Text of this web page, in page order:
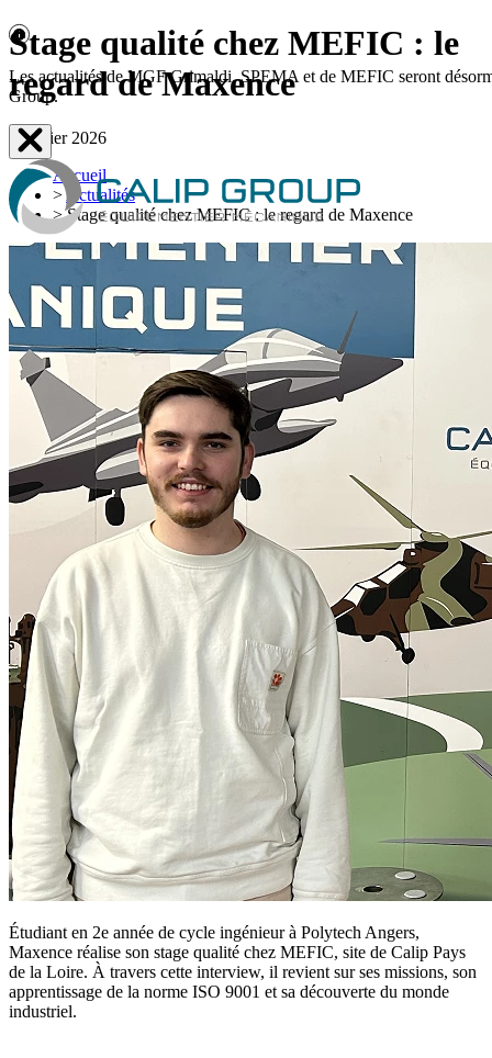
Les actualités de MGF Grimaldi, SPEMA et de MEFIC seront
Group.
Stage qualité chez MEFIC : le
regard de Maxence
5 février 2026
Accueil
>Actualités
>Stage qualité chez MEFIC : le regard de Maxence
Étudiant en 2e année de cycle ingénieur à Polytech Angers,
Maxence réalise son stage qualité chez MEFIC, site de Calip Pays
de la Loire. À travers cette interview, il revient sur ses missions, son
apprentissage de la norme ISO 9001 et sa découverte du monde
industriel.